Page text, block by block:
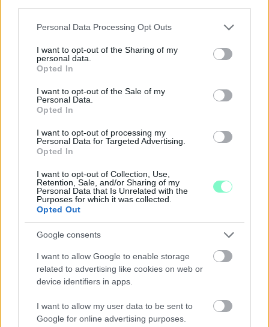
Please note that this website/app uses one or more Google
not limited to your visit or usage behaviour. You may click to
grant or deny consent to Google and its third-party tags to
use your data for below specified purposes in below Google
consent section.
Personal Data Processing Opt Outs
I want to opt-out of the Sharing of my
personal data.
Opted In
I want to opt-out of the Sale of my
Personal Data.
Opted In
I want to opt-out of processing my
Personal Data for Targeted Advertising.
Opted In
I want to opt-out of Collection, Use,
Retention, Sale, and/or Sharing of my
Personal Data that Is Unrelated with the
Purposes for which it was collected.
Opted Out
Google consents
I want to allow Google to enable storage
related to advertising like cookies on web or
device identifiers in apps.
I want to allow my user data to be sent to
Google for online advertising purposes.
NYITJÁK MEG A FELÚJÍTÁS ALATT ÁLLÓ HECSEI ÚTI
FELÜLJÁRÓT
Hétfőn hajnali négy órától ismét minden közlekedő használhatja
az átkelőt, az autóbuszok is visszatérnek eredeti útvonalukra.